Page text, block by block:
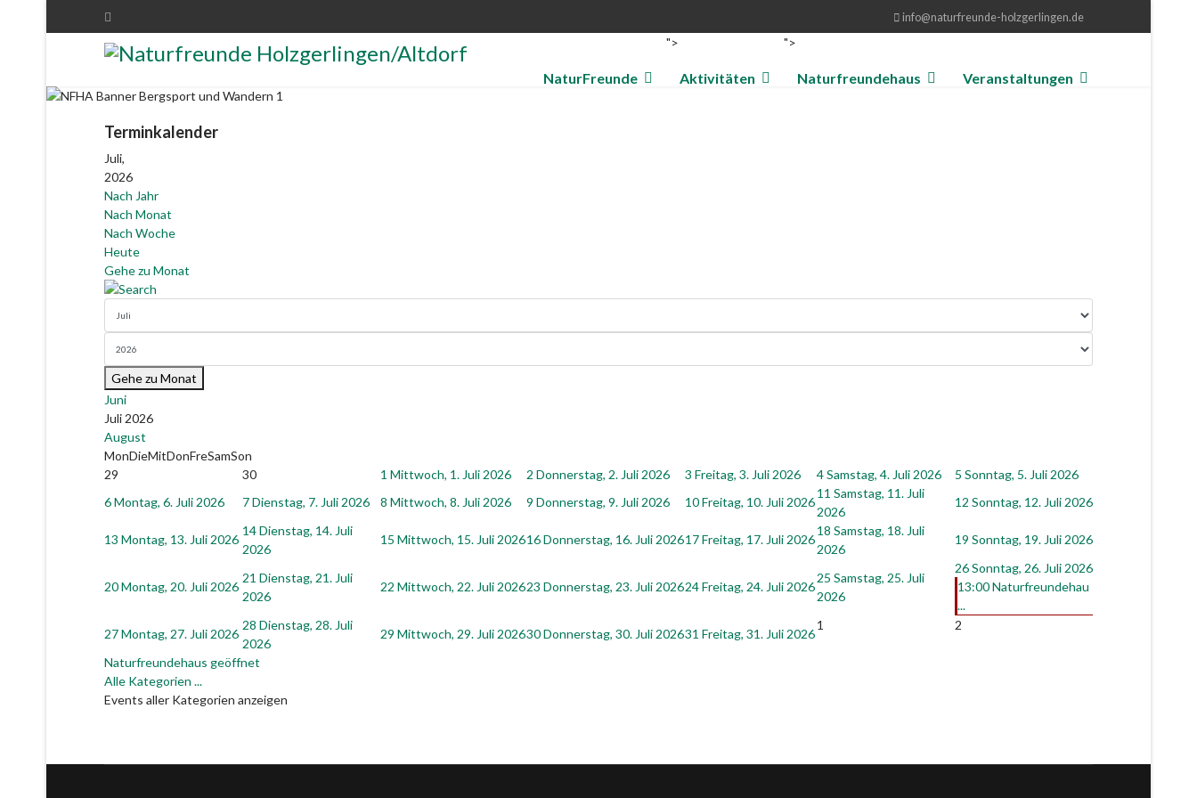
info@naturfreunde-holzgerlingen.de
NaturFreunde
">
Aktivitäten
">
Naturfreundehaus Veranstaltungen
Terminkalender
Juli,
2026
Nach Jahr
Nach Monat
Nach Woche
Heute
Gehe zu Monat
Gehe zu Monat
Juni
Juli 2026
August
MonDieMitDonFreSamSon
29
30 1 Mittwoch, 1. Juli 2026 2 Donnerstag, 2. Juli 2026 3 Freitag, 3. Juli 2026 4Samstag, 4. Juli 2026 5 Sonntag, 5. Juli 2026
6Montag, 6. Juli 2026 7Dienstag, 7. Juli 2026 8 Mittwoch, 8. Juli 2026 9 Donnerstag, 9. Juli 2026 10Freitag, 10. Juli 2026
11 Samstag, 11. Juli
2026
12 Sonntag, 12. Juli 2026
13 Montag, 13. Juli 2026
14Dienstag, 14. Juli
2026
15 Mittwoch, 15. Juli 202616Donnerstag, 16. Juli 202617Freitag, 17. Juli 2026
18 Samstag, 18. Juli
2026
19 Sonntag, 19. Juli 2026
20Montag, 20. Juli 2026
21 Dienstag, 21. Juli
2026
22 Mittwoch, 22. Juli 202623 Donnerstag, 23. Juli 202624Freitag, 24. Juli 2026
25 Samstag, 25. Juli
2026
26Sonntag, 26. Juli 2026
13:00 Naturfreundehau
...
27Montag, 27. Juli 2026
28 Dienstag, 28. Juli
2026
29 Mittwoch, 29. Juli 202630Donnerstag, 30. Juli 202631 Freitag, 31. Juli 2026
1 2
Naturfreundehaus geöffnet
Alle Kategorien ...
Events aller Kategorien anzeigen